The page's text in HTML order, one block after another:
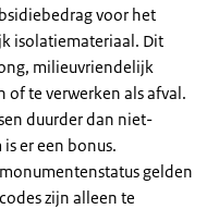
voor het
isolatiemateriaal. Dit
milieuvriendelijk
of te verwerken als afval.
duurder dan niet-
er een bonus.
gelden
zijn alleen te